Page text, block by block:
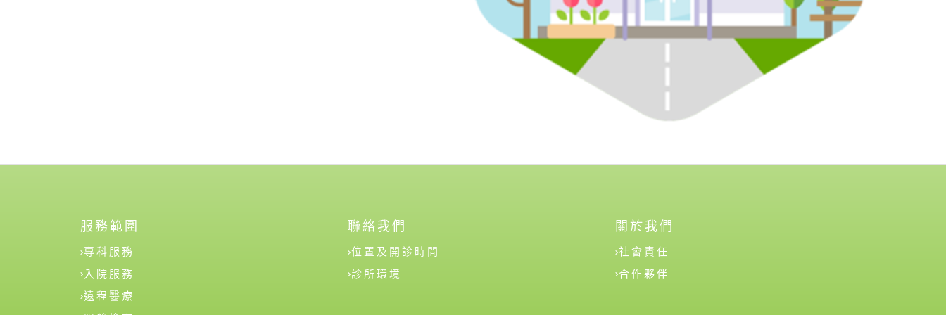
服務範圍
專科服務
入院服務
遠程醫療
聯絡我們
位置及開診時間
診所環境
關於我們
社會責任
合作夥伴